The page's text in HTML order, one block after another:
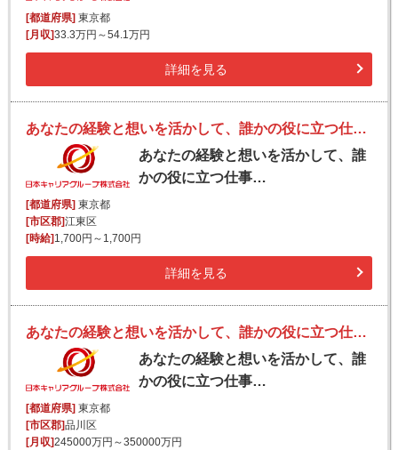
[都道府県] 東京都
[月収]33.3万円～54.1万円
詳細を見る
あなたの経験と想いを活かして、誰かの役に立つ仕事を。私たちと一緒に、新しい価値をつくりませんか。
あなたの経験と想いを活かして、誰
かの役に立つ仕事…
[都道府県] 東京都
[市区郡]江東区
[時給] 1,700円～1,700円
詳細を見る
あなたの経験と想いを活かして、誰かの役に立つ仕事を。私たちと一緒に、新しい価値をつくりませんか。
あなたの経験と想いを活かして、誰
かの役に立つ仕事…
[都道府県]東京都
[市区郡]品川区
[月収]245000万円～350000万円